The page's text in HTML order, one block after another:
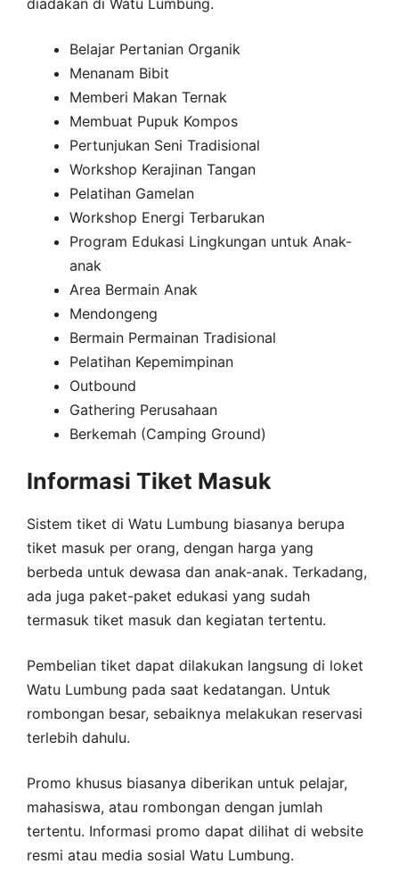
Belajar Pertanian Organik
Menanam Bibit
Memberi Makan Ternak
Membuat Pupuk Kompos
Pertunjukan Seni Tradisional
Workshop Kerajinan Tangan
Pelatihan Gamelan
Workshop Energi Terbarukan
Program Edukasi Lingkungan untuk Anak-
anak
Area Bermain Anak
Mendongeng
Bermain Permainan Tradisional
Pelatihan Kepemimpinan
Outbound
Gathering Perusahaan
Berkemah (Camping Ground)
Informasi Tiket Masuk
Sistem tiket di Watu Lumbung biasanya berupa
tiket masuk per orang, dengan harga yang
berbeda untuk dewasa dan anak-anak. Terkadang,
ada juga paket-paket edukasi yang sudah
termasuk tiket masuk dan kegiatan tertentu.
Pembelian tiket dapat dilakukan langsung di loket
Watu Lumbung pada saat kedatangan. Untuk
rombongan besar, sebaiknya melakukan reservasi
terlebih dahulu.
Promo khusus biasanya diberikan untuk pelajar,
mahasiswa, atau rombongan dengan jumlah
tertentu. Informasi promo dapat dilihat di website
resmi atau media sosial Watu Lumbung.